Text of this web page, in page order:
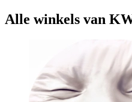
Alle winkels van